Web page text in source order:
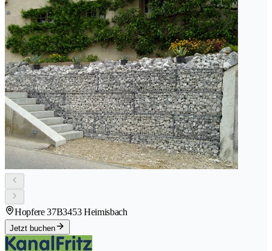
Hopfere 37B3453 Heimisbach
Jetzt buchen